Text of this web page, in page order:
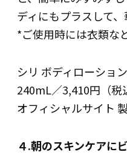
ディにもプラスして
*ご使用時には衣類な
シリ ボディローション
240mL／3,410円（税
オフィシャルサイト
４.朝のスキンケアに